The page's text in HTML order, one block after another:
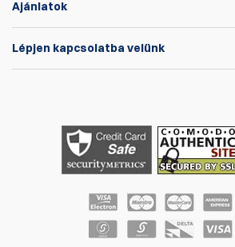
Ajánlatok
Lépjen kapcsolatba velünk